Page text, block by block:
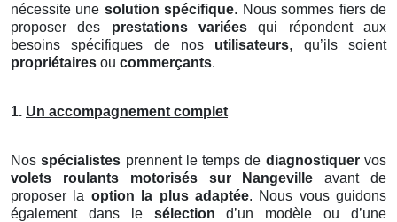
nécessite une solution spécifique. Nous sommes fiers de
proposer des prestations variées qui répondent aux
besoins spécifiques de nos utilisateurs, qu’ils soient
propriétaires ou commerçants.
1. Un accompagnement complet
Nosspécialistes prennent le temps de diagnostiquervos
volets roulants motorisés
sur Nangevilleavant de
proposer la option la plus adaptée. Nous vous guidons
également dans le sélection d’un modèle ou d’une